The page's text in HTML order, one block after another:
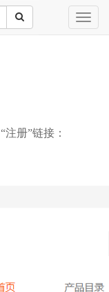
Toggle
册”链接：